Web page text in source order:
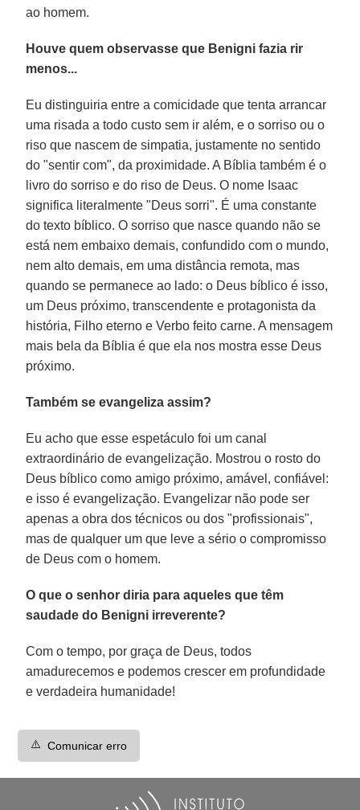
ao homem.
Houve quem observasse que Benigni fazia rir
menos...
Eu distinguiria entre a comicidade que tenta arrancar
uma risada a todo custo sem ir além, e o sorriso ou o
riso que nascem de simpatia, justamente no sentido
do "sentir com", da proximidade. A Bíblia também é o
livro do sorriso e do riso de Deus. O nome Isaac
significa literalmente "Deus sorri". É uma constante
do texto bíblico. O sorriso que nasce quando não se
está nem embaixo demais, confundido com o mundo,
nem alto demais, em uma distância remota, mas
quando se permanece ao lado: o Deus bíblico é isso,
um Deus próximo, transcendente e protagonista da
história, Filho eterno e Verbo feito carne. A mensagem
mais bela da Bíblia é que ela nos mostra esse Deus
próximo.
Também se evangeliza assim?
Eu acho que esse espetáculo foi um canal
extraordinário de evangelização. Mostrou o rosto do
Deus bíblico como amigo próximo, amável, confiável:
e isso é evangelização. Evangelizar não pode ser
apenas a obra dos técnicos ou dos "profissionais",
mas de qualquer um que leve a sério o compromisso
de Deus com o homem.
O que o senhor diria para aqueles que têm
saudade do Benigni irreverente?
Com o tempo, por graça de Deus, todos
amadurecemos e podemos crescer em profundidade
e verdadeira humanidade!
⚠️ Comunicar erro